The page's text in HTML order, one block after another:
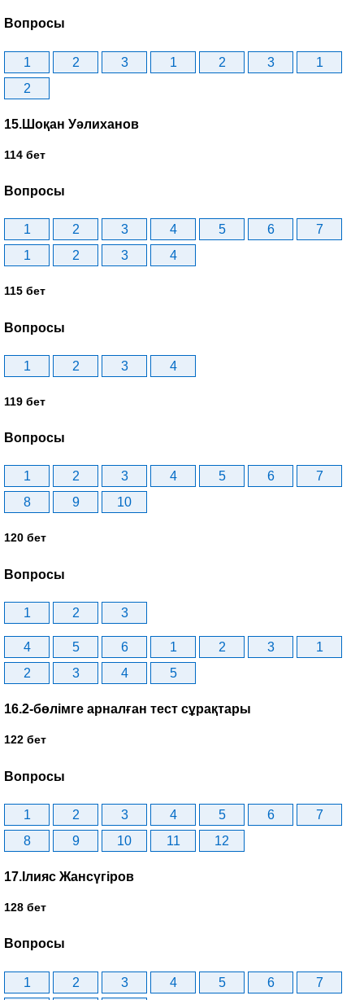
Вопросы
1 2 3 1 2 3
1
2
15.Шоқан Уәлиханов
114 бет
Вопросы
1 2 3 4 5 6
7
1
2 3 4
115 бет
Вопросы
1 2 3 4
119 бет
Вопросы
1 2 3 4 5 6
7
8
9 10
120 бет
Вопросы
1 2 3
4 5 6 1 2 3
1
2
3 4 5
16.2-бөлімге арналған тест сұрақтары
122 бет
Вопросы
1 2 3 4 5 6
7
8
9 10 11 12
17.Ілияс Жансүгіров
128 бет
Вопросы
1 2 3 4 5 6
7